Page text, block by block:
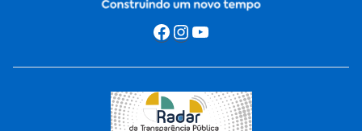
Facebook
Instagram
Youtube